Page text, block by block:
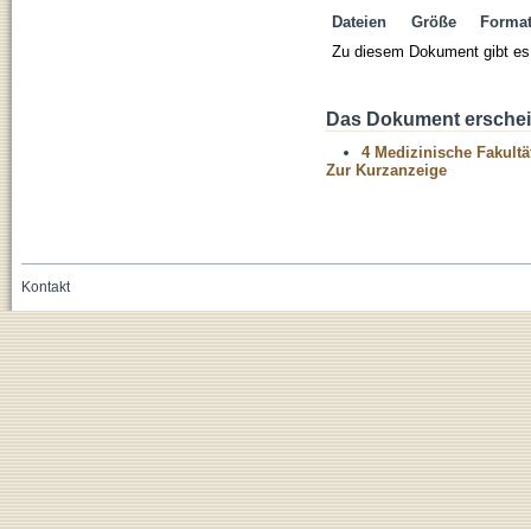
Dateien Größe
Format
Zu diesem Dokument gibt
Das Dokument
4 Medizinische
Zur Kurzanzeige
Kontakt